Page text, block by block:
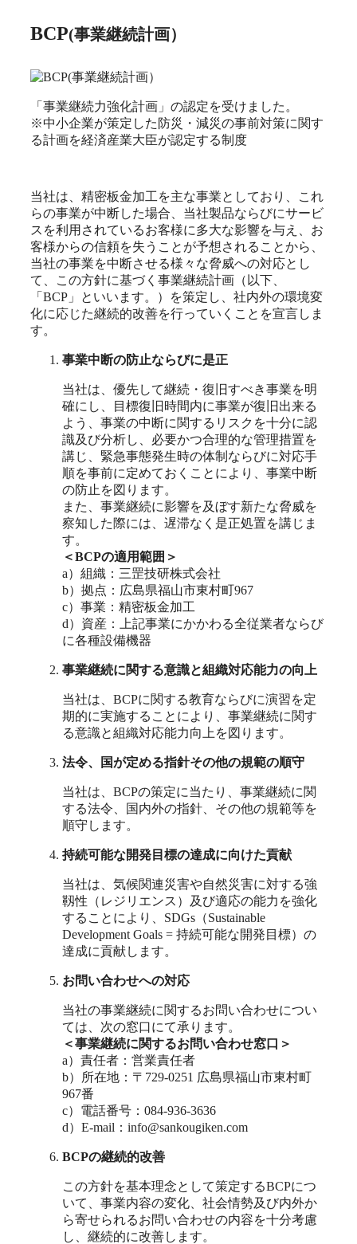
BCP(事業継続計画）
「事業継続力強化計画」の認定を受けました。
※中小企業が策定した防災・減災の事前対策に関す
る計画を経済産業大臣が認定する制度
当社は、精密板金加工を主な事業としており、これ
らの事業が中断した場合、当社製品ならびにサービ
スを利用されているお客様に多大な影響を与え、お
客様からの信頼を失うことが予想されることから、
当社の事業を中断させる様々な脅威への対応とし
て、この方針に基づく事業継続計画（以下、
「BCP」といいます。）を策定し、社内外の環境変
化に応じた継続的改善を行っていくことを宣言しま
す。
事業中断の防止ならびに是正
当社は、優先して継続・復旧すべき事業を明
確にし、目標復旧時間内に事業が復旧出来る
よう、事業の中断に関するリスクを十分に認
識及び分析し、必要かつ合理的な管理措置を
講じ、緊急事態発生時の体制ならびに対応手
順を事前に定めておくことにより、事業中断
の防止を図ります。
また、事業継続に影響を及ぼす新たな脅威を
察知した際には、遅滞なく是正処置を講じま
す。
＜BCPの適用範囲＞
a）組織：三罡技研株式会社
b）拠点：広島県福山市東村町967
c）事業：精密板金加工
d）資産：上記事業にかかわる全従業者ならび
に各種設備機器
事業継続に関する意識と組織対応能力の向上
当社は、BCPに関する教育ならびに演習を定
期的に実施することにより、事業継続に関す
る意識と組織対応能力向上を図ります。
法令、国が定める指針その他の規範の順守
当社は、BCPの策定に当たり、事業継続に関
する法令、国内外の指針、その他の規範等を
順守します。
持続可能な開発目標の達成に向けた貢献
当社は、気候関連災害や自然災害に対する強
靱性（レジリエンス）及び適応の能力を強化
することにより、SDGs（Sustainable
Development Goals = 持続可能な開発目標）の
達成に貢献します。
お問い合わせへの対応
当社の事業継続に関するお問い合わせについ
ては、次の窓口にて承ります。
＜事業継続に関するお問い合わせ窓口＞
a）責任者：営業責任者
b）所在地：〒729-0251 広島県福山市東村町
967番
c）電話番号：084-936-3636
d）E-mail：info@sankougiken.com
BCPの継続的改善
この方針を基本理念として策定するBCPにつ
いて、事業内容の変化、社会情勢及び内外か
ら寄せられるお問い合わせの内容を十分考慮
し、継続的に改善します。